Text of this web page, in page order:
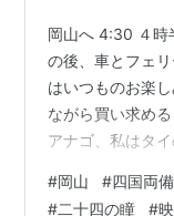
岡山へ 4:30 ４時
の後、車とフェ
はいつものお楽
ながら買い求め
アナゴ、私はタ
ものの、旅への
#岡山 #四国両
#二十四の瞳 #